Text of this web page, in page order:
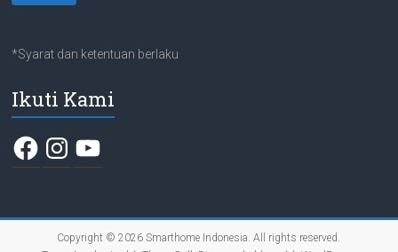
*Syarat dan ketentuan berlaku
Ikuti Kami
FacebookInstagram
YouTube
Copyright © 2026Smarthome Indonesia . All rights reserved.